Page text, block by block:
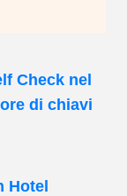
Check nel
di chiavi
Hotel